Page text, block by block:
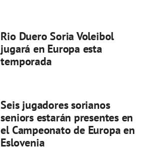
Rio Duero Soria Voleibol
jugará en Europa esta
temporada
Seis jugadores sorianos
seniors estarán presentes en
el Campeonato de Europa en
Eslovenia